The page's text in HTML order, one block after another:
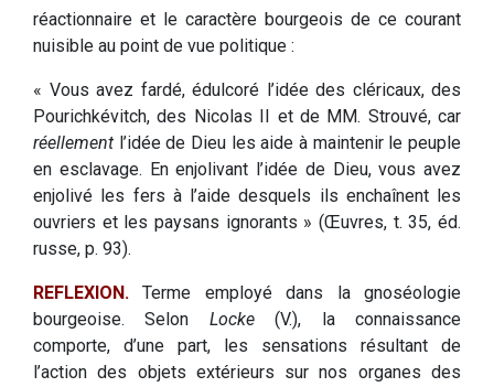
réactionnaire et le caractère bourgeois de ce courant
nuisible au point de vue politique :
« Vous avez fardé, édulcoré l’idée des cléricaux, des
Pourichkévitch, des Nicolas II et de MM. Strouvé, car
réellement l’idée de Dieu les aide à maintenir le peuple
en esclavage. En enjolivant l’idée de Dieu, vous avez
enjolivé les fers à l’aide desquels ils enchaînent les
ouvriers et les paysans ignorants » (Œuvres, t. 35, éd.
russe, p. 93).
REFLEXION. Terme employé dans la gnoséologie
bourgeoise. Selon Locke(V.), la connaissance
comporte, d’une part, les sensations résultant de
l’action des objets extérieurs sur nos organes des